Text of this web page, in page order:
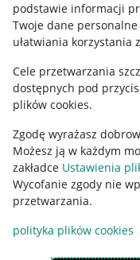
podstawie informacji
Twoje dane
ułatwiania korzystania
Cele przetwarzania
dostępnych pod
plików cookies.
Zgodę wyrażasz
Możesz ją w każdym
zakładce Ustawienia
Wycofanie zgody nie
przetwarzania.
polityka plików cookies
Polityka plików
Ustawienia plików
Udostępnianie
Informacje dla Aktu o
Pobierz aplikację